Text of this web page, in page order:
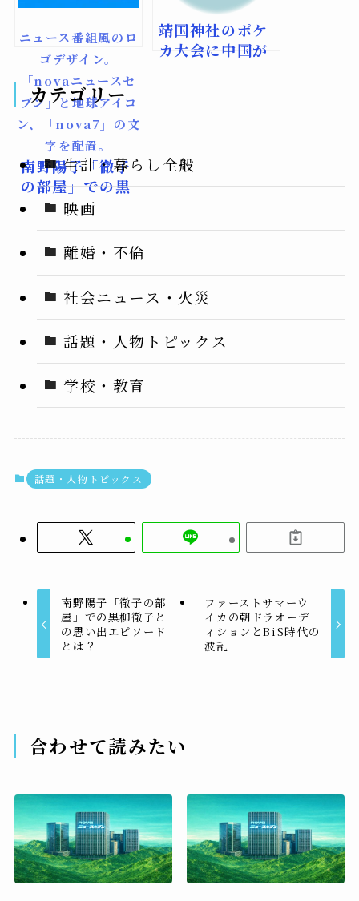
ニュース番組風のロ
ゴデザイン。
「novaニュースセ
ブン」と地球アイコ
ン、「nova7」の文
字を配置。
南野陽子「徹子
の部屋」での黒
柳徹子との思い
出エピソードと
は？
靖国神社のポケ
カ大会に中国が
カテゴリー
生計・暮らし全般
映画
離婚・不倫
社会ニュース・火災
話題・人物トピックス
学校・教育
話題・人物トピックス
南野陽子「徹子の部
屋」での黒柳徹子と
の思い出エピソード
とは？
ファーストサマーウ
イカの朝ドラオーデ
ィションとBiS時代の
波乱
合わせて読みたい